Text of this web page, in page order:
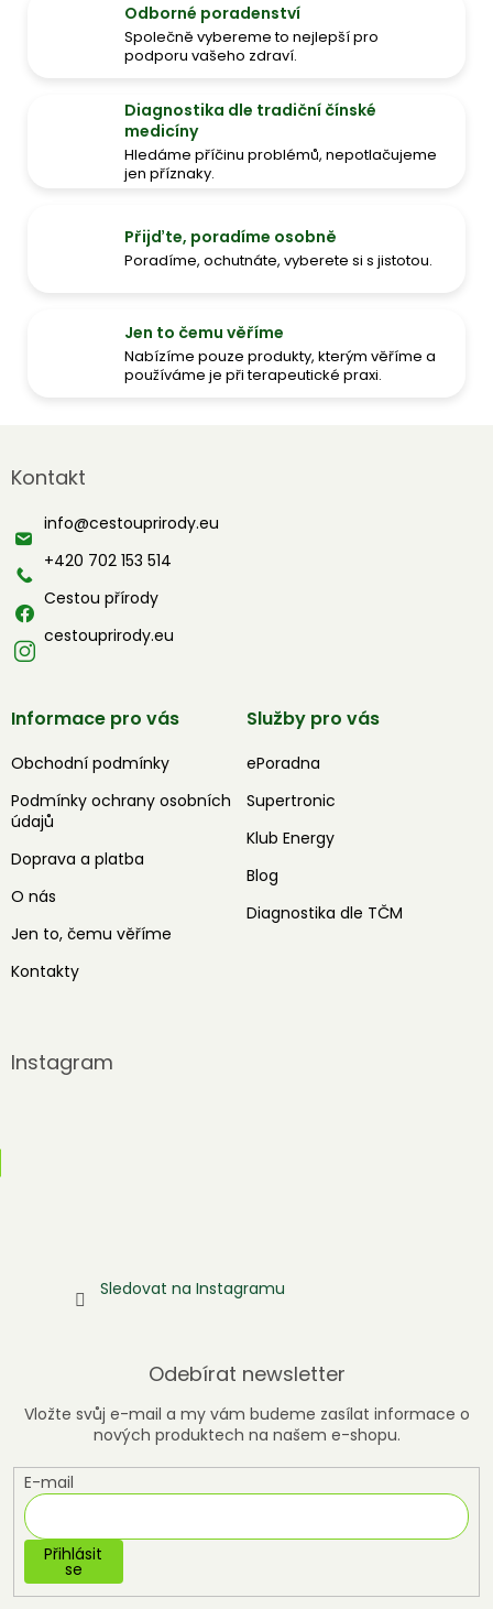
Odborné poradenství
Společně vybereme to nejlepší pro
podporu vašeho zdraví.
Diagnostika dle tradiční čínské
medicíny
Hledáme příčinu problémů, nepotlačujeme
jen příznaky.
Přijďte, poradíme osobně
Poradíme, ochutnáte, vyberete si s jistotou.
Jen to čemu věříme
Nabízíme pouze produkty, kterým věříme a
používáme je při terapeutické praxi.
p
t
Kontakt
info@cestouprirody.eu
+420 702 153 514
Cestou přírody
cestouprirody.eu
Informace pro vás
Obchodní podmínky
Podmínky ochrany osobních
údajů
Doprava a platba
O nás
Jen to, čemu věříme
Kontakty
Služby pro vás
ePoradna
Supertronic
Klub Energy
Blog
Diagnostika dle TČM
Instagram
Sledovat na Instagramu
Odebírat newsletter
Vložte svůj e-mail a my vám budeme zasílat informace o
nových produktech na našem e-shopu.
E-mail
Přihlásit
se